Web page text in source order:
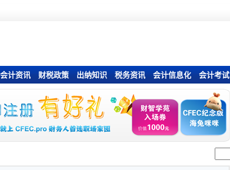
会计资讯 财税政策 出纳知识 税务资讯 会计信息化 会计考试